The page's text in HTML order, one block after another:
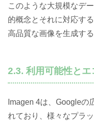
このような大規模なデ
的概念とそれに対応す
高品質な画像を生成す
2.3. 利用可能性と
Imagen 4は、Googleの
れており、様々なプラ